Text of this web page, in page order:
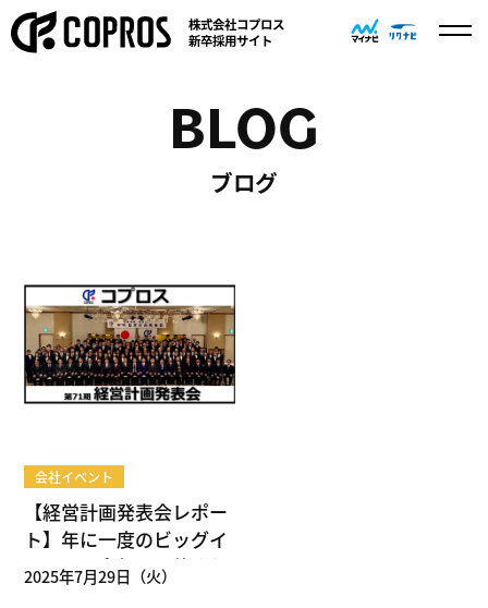
株式会社コプロス
新卒採用サイト
BLOG
ブログ
会社イベント
【経営計画発表会レポー
ト】年に一度のビッグイ
ベント、今年も開催され
ました！
2025年7月29日（火）